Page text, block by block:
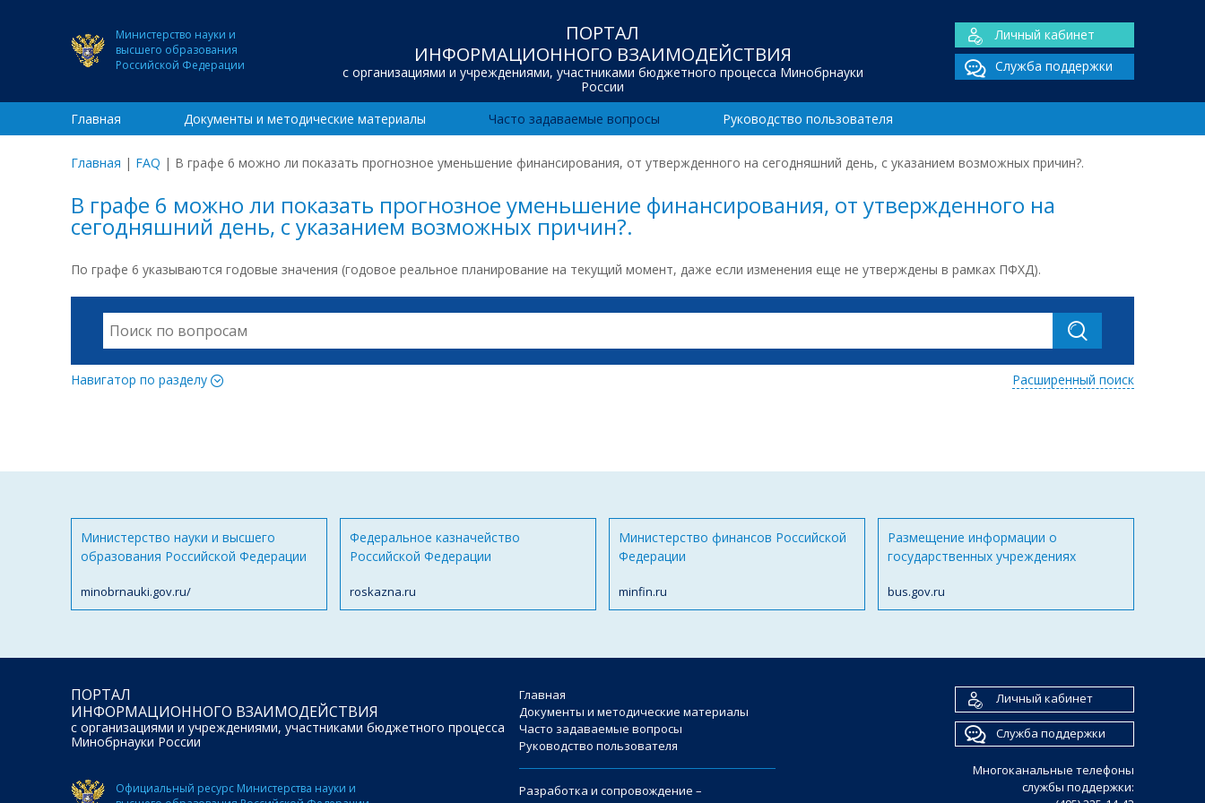
Министерство науки и
высшего образования
Российской Федерации
ПОРТАЛ
ИНФОРМАЦИОННОГО ВЗАИМОДЕЙСТВИЯ
с организациями и учреждениями, участниками бюджетного процесса Минобрнауки
России
Личный кабинет
Служба поддержки
Главная Документы и методические материалы Часто задаваемые вопросы Руководство пользователя
Главная | FAQ | В графе 6 можно ли показать прогнозное уменьшение финансирования, от утвержденного на сегодняшний день, с указанием возможных причин?.
В графе 6 можно ли показать прогнозное уменьшение финансирования, от утвержденного на
сегодняшний день, с указанием возможных причин?.
По графе 6 указываются годовые значения (годовое реальное планирование на текущий момент, даже если изменения еще не утверждены в рамках ПФХД).
Навигатор по разделу Расширенный поиск
Министерство науки и высшего
образования Российской Федерации
minobrnauki.gov.ru/
Федеральное казначейство
Российской Федерации
roskazna.ru
Министерство финансов Российской
Федерации
minfin.ru
Размещение информации о
государственных учреждениях
bus.gov.ru
ПОРТАЛ
ИНФОРМАЦИОННОГО ВЗАИМОДЕЙСТВИЯ
с организациями и учреждениями, участниками бюджетного процесса
Минобрнауки России
Официальный ресурс Министерства науки и
Главная
Документы и методические материалы
Часто задаваемые вопросы
Руководство пользователя
Разработка и сопровождение –
Личный кабинет
Служба поддержки
Многоканальные телефоны
службы поддержки: